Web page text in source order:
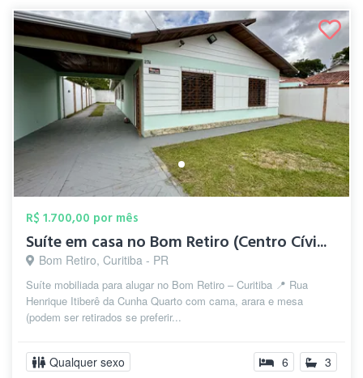
R$ 1.700,00 por mês
Suíte em casa no Bom Retiro (Centro Cívi...
Bom Retiro, Curitiba - PR
Suíte mobiliada para alugar no Bom Retiro – Curitiba 📍 Rua
Henrique Itiberê da Cunha Quarto com cama, arara e mesa
(podem ser retirados se preferir...
Qualquer sexo 6 3